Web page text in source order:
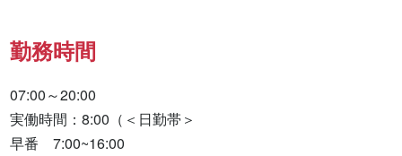
勤務時間
07:00～20:00
実働時間：8:00（＜日勤帯＞
早番　7:00~16:00